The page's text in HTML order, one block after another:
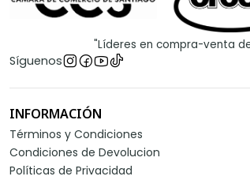
"Líderes en compra-venta
Síguenos
INFORMACIÓN
Términos y Condiciones
Condiciones de Devolucion
Políticas de Privacidad